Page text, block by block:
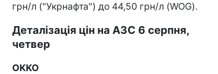
грн/л ("Укрнафта") до 44,50 грн/л (WOG).
Деталізація цін на АЗС 6 серпня,
четвер
OKKO